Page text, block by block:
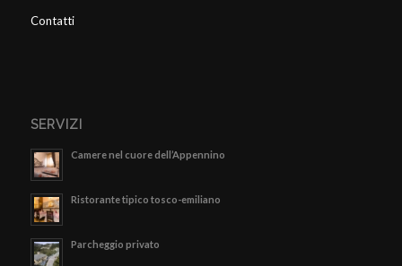
Contatti
SERVIZI
Camere nel cuore dell’Appennino
Ristorante tipico tosco-emiliano
Parcheggio privato